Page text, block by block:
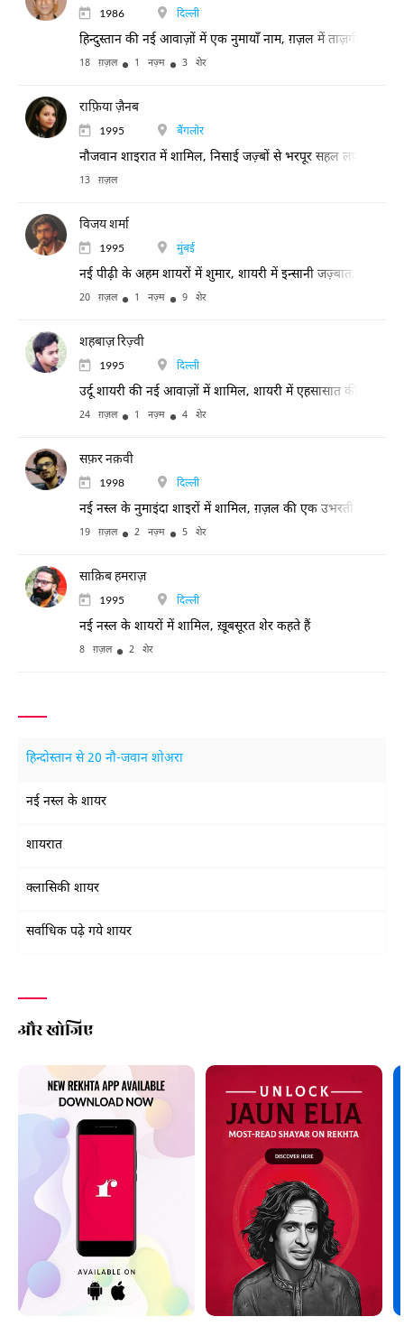
1986 दिल्ली
हिन्दुस्तान की नई आवाज़ों में एक नुमायाँ नाम, ग़ज़ल में ताज़गी और
18 ग़ज़ल 1 नज़्म 3 शेर
राफ़िया ज़ैनब
1995 बैंगलोर
नौजवान शाइरात में शामिल, निसाई जज़्बों से भरपूर सहल लफ़्ज़ों में
13 ग़ज़ल
विजय शर्मा
1995 मुंबई
नई पीढ़ी के अहम शायरों में शुमार, शायरी में इन्सानी जज़्बात, रिश्तों
20 ग़ज़ल 1 नज़्म 9 शेर
शहबाज़ रिज़्वी
1995 दिल्ली
उर्दू शायरी की नई आवाज़ों में शामिल, शायरी में एहसासात की गहराई
24 ग़ज़ल 1 नज़्म 4 शेर
सफ़र नक़वी
1998 दिल्ली
नई नस्ल के नुमाइंदा शाइरों में शामिल, ग़ज़ल की एक उभरती हुई
19 ग़ज़ल 2 नज़्म 5 शेर
साक़िब हमराज़
1995 दिल्ली
नई नस्ल के शायरों में शामिल, ख़ूबसूरत शेर कहते हैं
8 ग़ज़ल 2 शेर
हिन्दोस्तान से 20 नौ-जवान शोअरा
नई नस्ल के शायर
शायरात
क्लासिकी शायर
सर्वाधिक पढ़े गये शायर
और खोजिए